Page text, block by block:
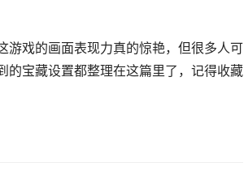
游戏的画面表现力真的惊艳，但很多人可
的宝藏设置都整理在这篇里了，记得收藏